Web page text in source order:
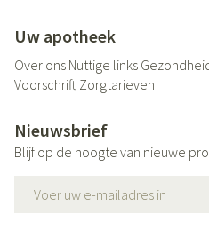
Uw apotheek
Over ons Nuttige links
Voorschrift Zorgtarieven
Nieuwsbrief
Blijf op de hoogte van nieuwe